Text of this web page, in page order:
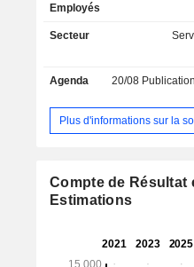
transports intelligents
autoroutes intelligentes, la
du trafic, les transports
intelligent, l'aviation civile
comprennent des
périphérie et de contrôle
police électriques, des
signalisation alimentés
autoroutier, des produits
sécurité et une
Employés
Secteur
Agenda 20/08 Publication
Plus d'informations sur la
Compte de Résultat
Estimations